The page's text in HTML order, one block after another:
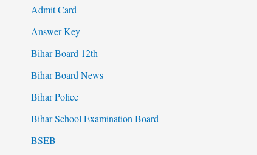
Admit Card
Answer Key
Bihar Board 12th
Bihar Board News
Bihar Police
Bihar School Examination Board
BSEB